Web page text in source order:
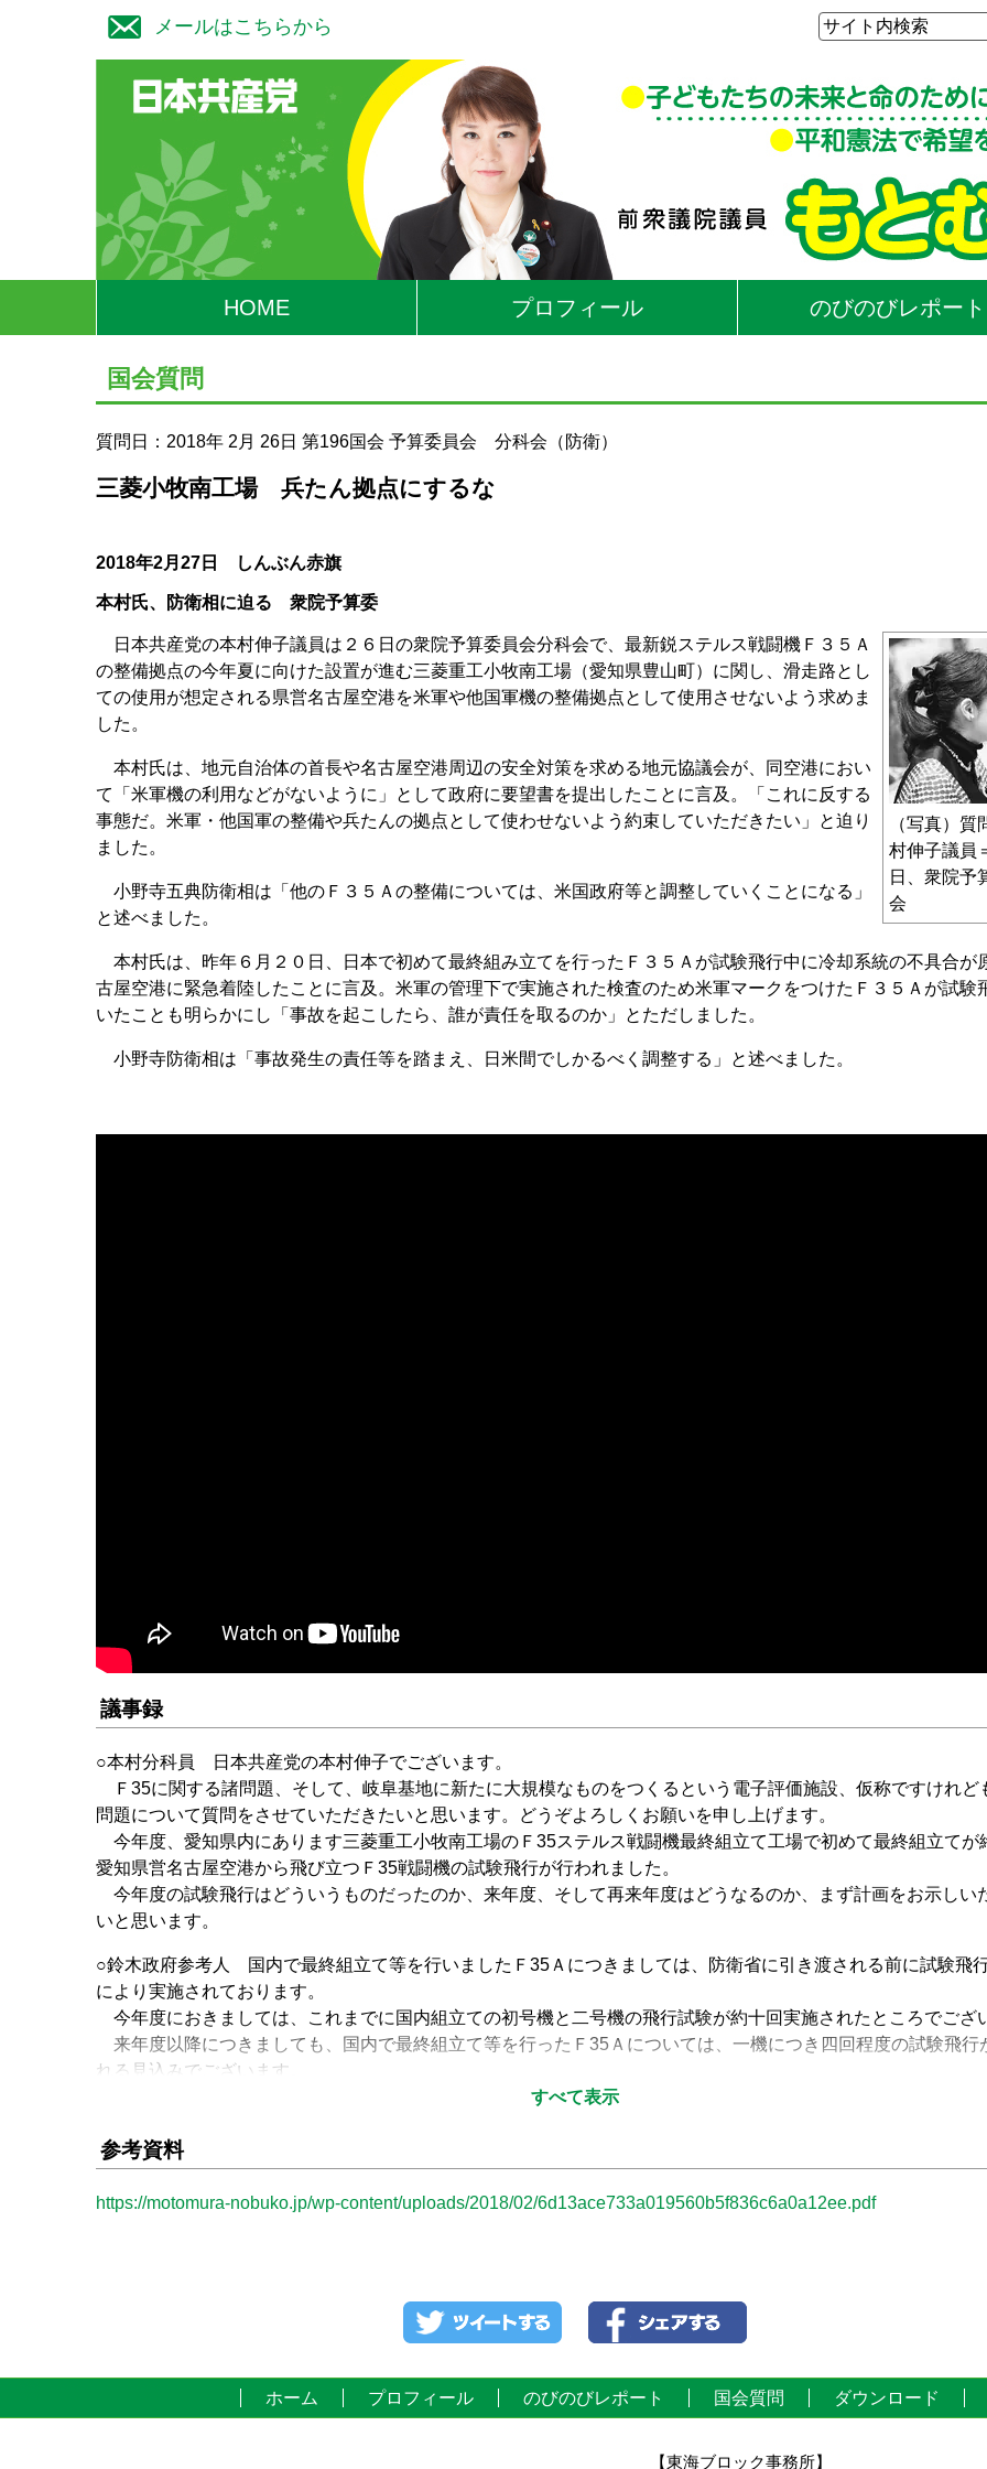
メールはこちらから
HOME プロフィール のびのびレポート
国会質問
質問日：2018年 2月 26日 第196国会 予算委員会 分科会（防衛）
三菱小牧南工場 兵たん拠点にするな
2018年2月27日 しんぶん赤旗
本村氏、防衛相に迫る 衆院予算委
（写真）質
村伸子議員
日、衆院予
会
日本共産党の本村伸子議員は２６日の衆院予算委員会分科会で、最新鋭ステルス戦闘機Ｆ３５Ａ
の整備拠点の今年夏に向けた設置が進む三菱重工小牧南工場（愛知県豊山町）に関し、滑走路とし
ての使用が想定される県営名古屋空港を米軍や他国軍機の整備拠点として使用させないよう求めま
した。
本村氏は、地元自治体の首長や名古屋空港周辺の安全対策を求める地元協議会が、同空港におい
て「米軍機の利用などがないように」として政府に要望書を提出したことに言及。「これに反する
事態だ。米軍・他国軍の整備や兵たんの拠点として使わせないよう約束していただきたい」と迫り
ました。
小野寺五典防衛相は「他のＦ３５Ａの整備については、米国政府等と調整していくことになる」
と述べました。
本村氏は、昨年６月２０日、日本で初めて最終組み立てを行ったＦ３５Ａが試験飛行中に冷却系統の不具合が
古屋空港に緊急着陸したことに言及。米軍の管理下で実施された検査のため米軍マークをつけたＦ３５Ａが試験
いたことも明らかにし「事故を起こしたら、誰が責任を取るのか」とただしました。
小野寺防衛相は「事故発生の責任等を踏まえ、日米間でしかるべく調整する」と述べました。
議事録
○本村分科員 日本共産党の本村伸子でございます。
Ｆ35に関する諸問題、そして、岐阜基地に新たに大規模なものをつくるという電子評価施設、仮称ですけれど
問題について質問をさせていただきたいと思います。どうぞよろしくお願いを申し上げます。
今年度、愛知県内にあります三菱重工小牧南工場のＦ35ステルス戦闘機最終組立て工場で初めて最終組立てが
愛知県営名古屋空港から飛び立つＦ35戦闘機の試験飛行が行われました。
今年度の試験飛行はどういうものだったのか、来年度、そして再来年度はどうなるのか、まず計画をお示しい
いと思います。
○鈴木政府参考人 国内で最終組立て等を行いましたＦ35Ａにつきましては、防衛省に引き渡される前に試験飛
により実施されております。
今年度におきましては、これまでに国内組立ての初号機と二号機の飛行試験が約十回実施されたところでござ
来年度以降につきましても、国内で最終組立て等を行ったＦ35Ａについては、一機につき四回程度の試験飛行
れる見込みでございます。
すか。
その納入に応じまして、一機当たり約四回程度の試験飛行をさせていただくという予定でございます。
港周辺は人口密集地でございます。試験飛行の大変な危険性というものを改めて痛感いたしました。
ふぐあい、緊急着陸、どういう事件だったのか、原因とそして再発防止はどうなっているのか、お示しをいた
○小野寺国務大臣 本件は、Ｆ35Ａ国内ＦＡＣＯ初号機がロッキード・マーチン社による試験飛行のため六月二
を期すため試験飛行を中断し、十二時三十六分に県営名古屋空港に着陸いたしました。
すべて表示
参考資料
https://motomura-nobuko.jp/wp-content/uploads/2018/02/6d13ace733a019560b5f836c6a0a12ee.pdf
ホーム プロフィール のびのびレポート 国会質問 ダウンロード
【東海ブロック事務所】